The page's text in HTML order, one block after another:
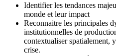
Identifier les tendances
monde et leur impact
Reconnaitre les principales
institutionnelles de
contextualiser spatialement,
crise.